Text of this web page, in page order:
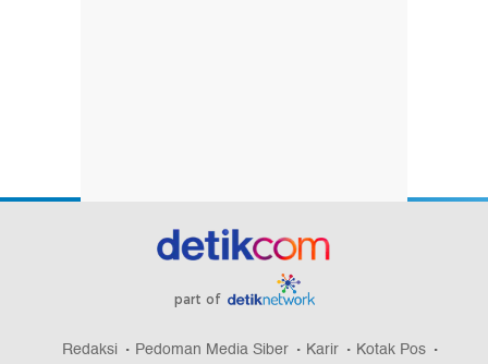
part of
Redaksi Pedoman Media Siber Karir Kotak Pos